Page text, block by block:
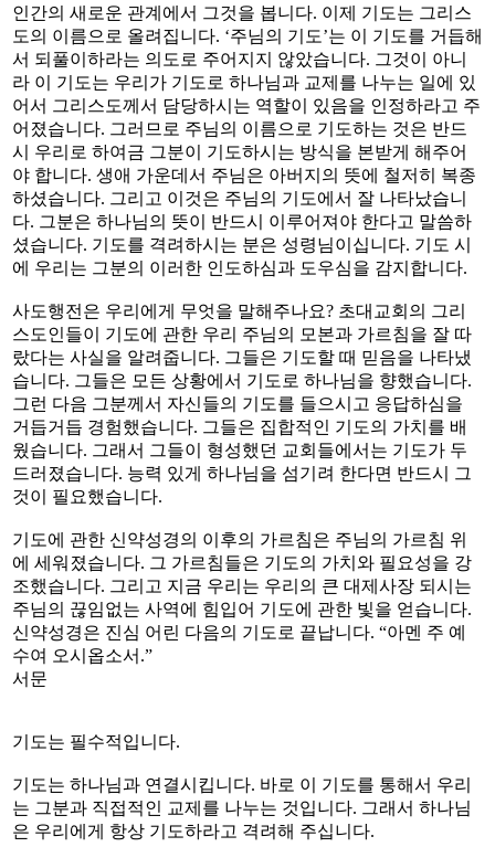
인간의 새로운 관계에서 그것을 봅니다. 이제 기도는 그리스
도의 이름으로 올려집니다. ‘주님의 기도’는 이 기도를 거듭해
서 되풀이하라는 의도로 주어지지 않았습니다. 그것이 아니
라 이 기도는 우리가 기도로 하나님과 교제를 나누는 일에 있
어서 그리스도께서 담당하시는 역할이 있음을 인정하라고 주
어졌습니다. 그러므로 주님의 이름으로 기도하는 것은 반드
시 우리로 하여금 그분이 기도하시는 방식을 본받게 해주어
야 합니다. 생애 가운데서 주님은 아버지의 뜻에 철저히 복종
하셨습니다. 그리고 이것은 주님의 기도에서 잘 나타났습니
다. 그분은 하나님의 뜻이 반드시 이루어져야 한다고 말씀하
셨습니다. 기도를 격려하시는 분은 성령님이십니다. 기도 시
에 우리는 그분의 이러한 인도하심과 도우심을 감지합니다.
사도행전은 우리에게 무엇을 말해주나요? 초대교회의 그리
스도인들이 기도에 관한 우리 주님의 모본과 가르침을 잘 따
랐다는 사실을 알려줍니다. 그들은 기도할 때 믿음을 나타냈
습니다. 그들은 모든 상황에서 기도로 하나님을 향했습니다.
그런 다음 그분께서 자신들의 기도를 들으시고 응답하심을
거듭거듭 경험했습니다. 그들은 집합적인 기도의 가치를 배
웠습니다. 그래서 그들이 형성했던 교회들에서는 기도가 두
드러졌습니다. 능력 있게 하나님을 섬기려 한다면 반드시 그
것이 필요했습니다.
기도에 관한 신약성경의 이후의 가르침은 주님의 가르침 위
에 세워졌습니다. 그 가르침들은 기도의 가치와 필요성을 강
조했습니다. 그리고 지금 우리는 우리의 큰 대제사장 되시는
주님의 끊임없는 사역에 힘입어 기도에 관한 빛을 얻습니다.
신약성경은 진심 어린 다음의 기도로 끝납니다. “아멘 주 예
수여 오시옵소서.”
서문
기도는 필수적입니다.
기도는 하나님과 연결시킵니다. 바로 이 기도를 통해서 우리
는 그분과 직접적인 교제를 나누는 것입니다. 그래서 하나님
은 우리에게 항상 기도하라고 격려해 주십니다.